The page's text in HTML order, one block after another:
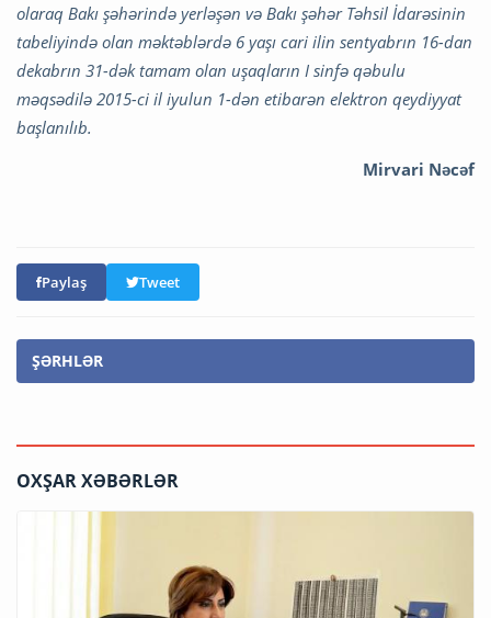
olaraq Bakı şəhərində yerləşən və Bakı şəhər Təhsil İdarəsinin
tabeliyində olan məktəblərdə 6 yaşı cari ilin sentyabrın 16-dan
dekabrın 31-dək tamam olan uşaqların I sinfə qəbulu
məqsədilə 2015-ci il iyulun 1-dən etibarən elektron qeydiyyat
başlanılıb.
Mirvari Nəcəf
Paylaş Tweet
ŞƏRHLƏR
OXŞAR XƏBƏRLƏR